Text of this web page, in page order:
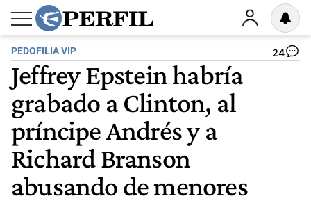
PEDOFILIA VIP 24
Jeffrey Epstein habría
grabado a Clinton, al
príncipe Andrés y a
Richard Branson
abusando de menores